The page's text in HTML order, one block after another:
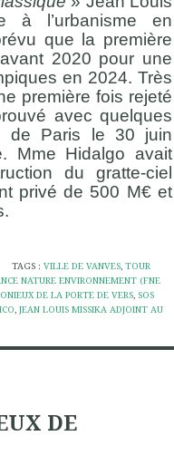
l’urbanisme en
que la première
2020 pour une
en 2024. Très
première fois rejeté
avec quelques
de Paris le 30 juin
Mme Hidalgo avait
du gratte-ciel
privé de 500 M€ et
TAGS :VILLE DE VANVES,TOUR
NATURE ENVIRONNEMENT (FNE
DE LA PORTE DE VERS, SOS
, JEAN LOUIS MISSIKA ADJOINT AU
DE